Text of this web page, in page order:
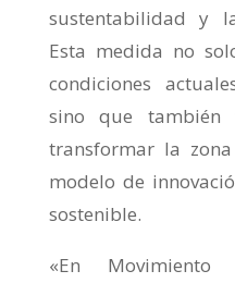
sustentabilidad y
Esta medida no
condiciones
sino que también
transformar la
modelo de
sostenible.
«En Movimiento